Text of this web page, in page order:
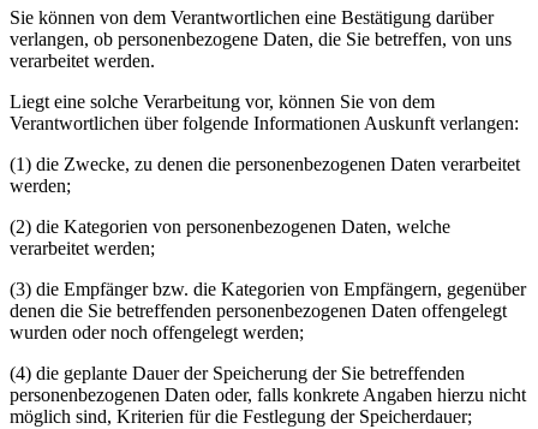
Sie können von dem Verantwortlichen eine Bestätigung darüber
verlangen, ob personenbezogene Daten, die Sie betreffen, von uns
verarbeitet werden.
Liegt eine solche Verarbeitung vor, können Sie von dem
Verantwortlichen über folgende Informationen Auskunft verlangen:
(1) die Zwecke, zu denen die personenbezogenen Daten verarbeitet
werden;
(2) die Kategorien von personenbezogenen Daten, welche
verarbeitet werden;
(3) die Empfänger bzw. die Kategorien von Empfängern, gegenüber
denen die Sie betreffenden personenbezogenen Daten offengelegt
wurden oder noch offengelegt werden;
(4) die geplante Dauer der Speicherung der Sie betreffenden
personenbezogenen Daten oder, falls konkrete Angaben hierzu nicht
möglich sind, Kriterien für die Festlegung der Speicherdauer;